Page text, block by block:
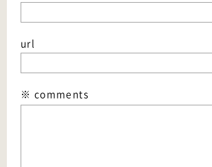
url
※ comments